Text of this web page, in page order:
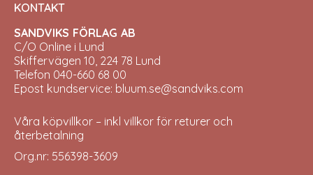
KONTAKT
SANDVIKS FÖRLAG AB
C/O Online i Lund
Skiffervägen 10, 224 78 Lund
Telefon 040-660 68 00
Epost kundservice: bluum.se@sandviks.com
Våra köpvillkor – inkl villkor för returer och
återbetalning
Org.nr: 556398-3609